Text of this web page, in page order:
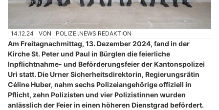
14.12.24 VON POLIZEI.NEWS REDAKTION
Am Freitagnachmittag, 13. Dezember 2024, fand in der
Kirche St. Peter und Paul in Bürglen die feierliche
Inpflichtnahme- und Beförderungsfeier der Kantonspolizei
Uri statt. Die Urner Sicherheitsdirektorin, Regierungsrätin
Céline Huber, nahm sechs Polizeiangehörige offiziell in
Pflicht, zehn Polizisten und vier Polizistinnen wurden
anlässlich der Feier in einen höheren Dienstgrad befördert.